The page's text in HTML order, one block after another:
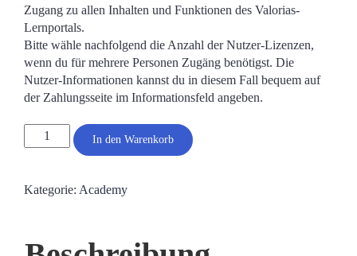
Zugang zu allen Inhalten und Funktionen des Valorias-
Lernportals.
Bitte wähle nachfolgend die Anzahl der Nutzer-Lizenzen,
wenn du für mehrere Personen Zugäng benötigst. Die
Nutzer-Informationen kannst du in diesem Fall bequem auf
der Zahlungsseite im Informationsfeld angeben.
In den Warenkorb
Kategorie: Academy